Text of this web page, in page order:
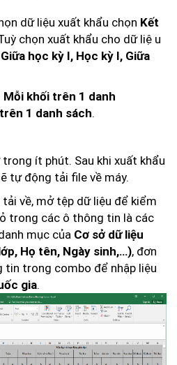
dữ liệu xuất khẩu chọn Kết
chọn xuất khẩu cho dữ liệu
Giữa học kỳ I, Học kỳ I, Giữa
Mỗi khối trên 1 danh
1 danh sách.
trong ít phút. Sau khi xuất khẩu
tự động tải file về máy.
về, mở tệp dữ liệu để kiểm
trong các ô thông tin là các
mục của Cơ sở dữ liệu
Họ tên, Ngày sinh,…), đơn
tin trong combo để nhập liệu
gia.